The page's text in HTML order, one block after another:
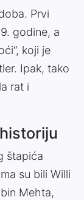
Prvi
godine, a
koji je
Ipak, tako
rat i
štapića
su bili Willi
Mehta,